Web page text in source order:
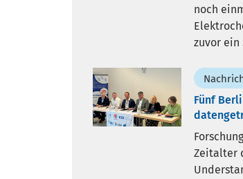
noch
zuvor
Fünf
Zeitalter